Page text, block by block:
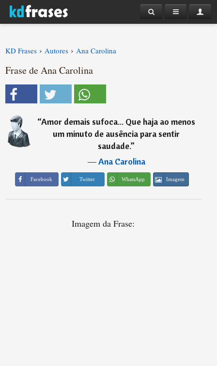
KD Frases › Autores › Ana Carolina
Frase de Ana Carolina
“Amor demais sufoca... Que haja ao menos
um minuto de ausência para sentir
saudade.”
―Ana Carolina
Facebook Twitter WhatsApp Imagem
Imagem da Frase: